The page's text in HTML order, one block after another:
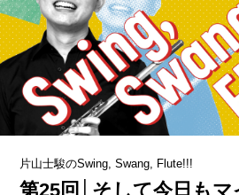
片山士駿のSwing, Swang, Flute!!!
第25回│そして今日も